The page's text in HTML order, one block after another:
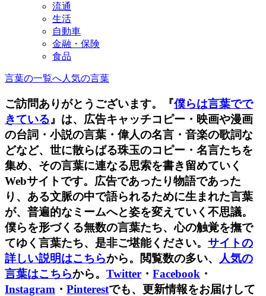
流通
生活
自動車
金融・保険
食品
言葉の一覧へ人気の言葉
ご訪問ありがとうございます。『僕らは言葉でで
きている』は、広告キャッチコピー・映画や漫画
の台詞・小説の言葉・偉人の名言・音楽の歌詞な
どなど、世に散らばる珠玉のコピー・名言たちを
集め、その言葉に連なる思索を書き留めていく
Webサイトです。広告であったり物語であった
り、ある文脈の中で語られるために生まれた言葉
が、普遍的なミームへと姿を変えていく不思議。
僕らを形づくる無数の言葉たち、心の触覚を撫で
てゆく言葉たち、是非ご堪能ください。 サイトの
詳しい説明はこちらから。閲覧数の多い、
人気の
言葉はこちらから。 Twitter ・ Facebook ・
Instagram ・ Pinterestでも、更新情報をお届けして